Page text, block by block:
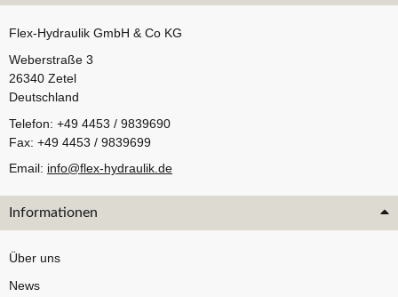
Flex-Hydraulik GmbH & Co KG
Weberstraße 3
26340 Zetel
Deutschland
Telefon: +49 4453 / 9839690
Fax: +49 4453 / 9839699
Email: info@flex-hydraulik.de
Informationen
Über uns
News